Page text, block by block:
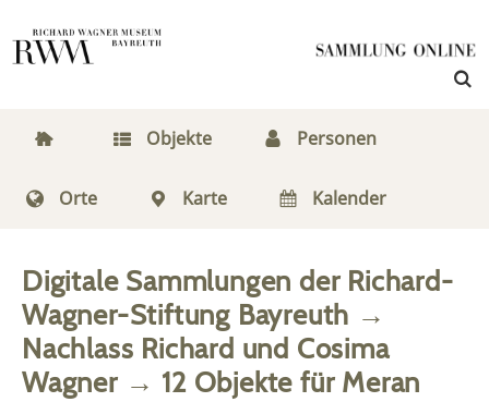
Objekte Personen
Orte Karte Kalender
Digitale Sammlungen der Richard-
Wagner-Stiftung Bayreuth →
Nachlass Richard und Cosima
Wagner→ 12 Objekte für Meran